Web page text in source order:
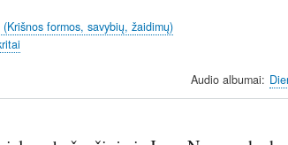
formos, savybių, žaidimų)
Audio albumai